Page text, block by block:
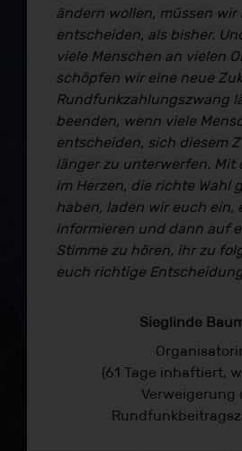
ändern wollen, müssen wir
entscheiden, als bisher.
viele Menschen an vielen
schöpfen wir eine neue
Rundfunkzahlungszwang
beenden, wenn viele
entscheiden, sich diesem
länger zu unterwerfen. Mit
im Herzen, die richte Wahl
haben, laden wir euch ein,
informieren und dann auf
Stimme zu hören, ihr zu
euch richtige
Sieglinde
(61 Tage inhaftiert,
Verweigerung